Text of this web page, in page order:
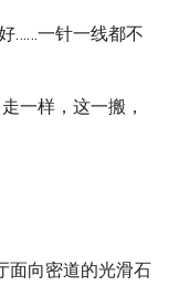
……一针一线都不
一样，这一搬，
面向密道的光滑石